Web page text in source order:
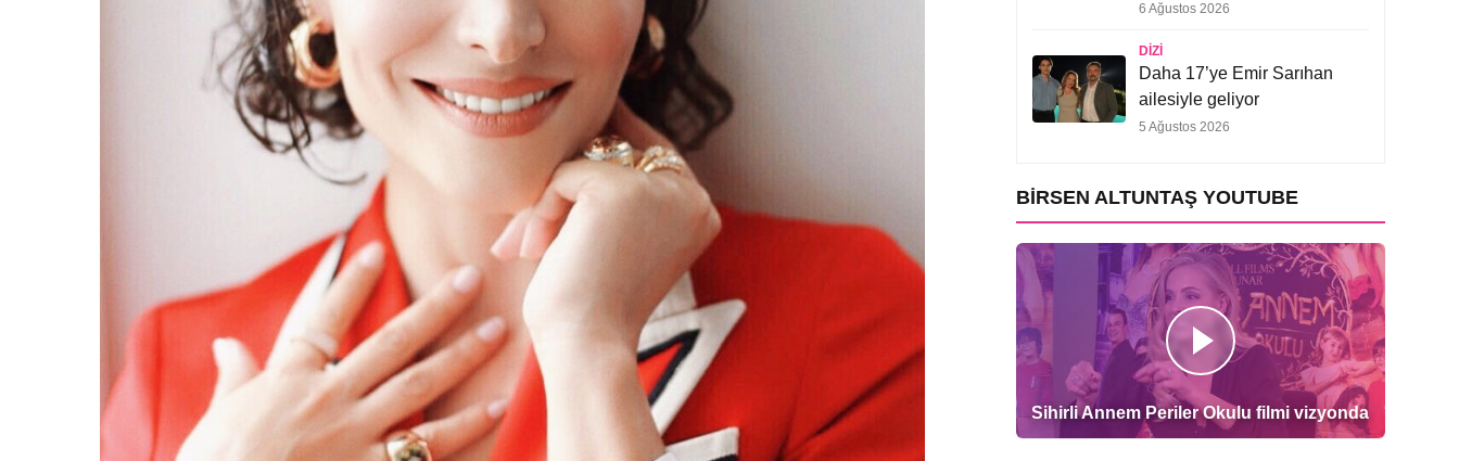
6 Ağustos 2026
DIZI
Daha 17’ye Emir Sarıhan
ailesiyle geliyor
5 Ağustos 2026
BIRSEN ALTUNTAŞ YOUTUBE
Sihirli Annem Periler Okulu filmi vizyonda